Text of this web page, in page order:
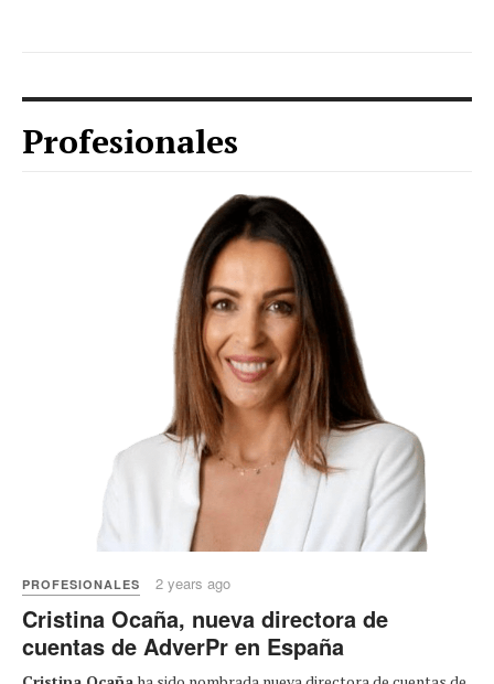
Profesionales
PROFESIONALES 2 years ago
Cristina Ocaña, nueva directora de
cuentas de AdverPr en España